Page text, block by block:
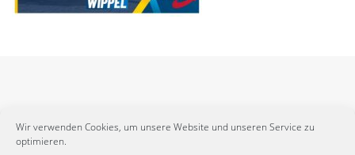
Wir verwenden Cookies, um unsere Website und unseren Service zu
optimieren.